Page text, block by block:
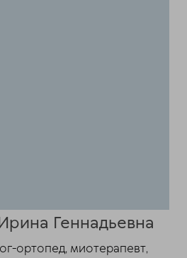
Геннадьевна
ортопед, миотерапевт,